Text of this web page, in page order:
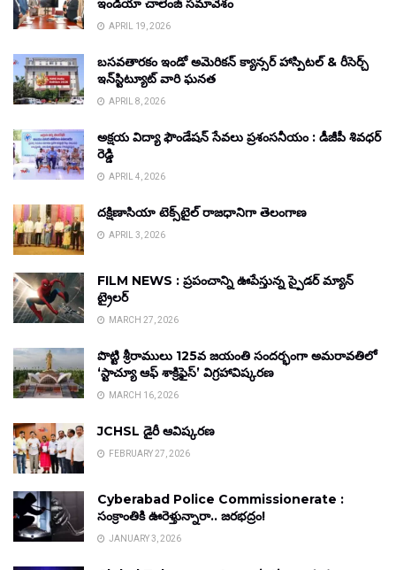
ఇండియా చాలెంజ్ సమావేశం
APRIL 19, 2026
బసవతారకం ఇండో అమెరికన్ క్యాన్సర్ హాస్పిటల్ & రీసెర్చ్
ఇన్‌స్టిట్యూట్ వారి ఘనత
APRIL 8, 2026
అక్షయ విద్యా ఫౌండేషన్ సేవలు ప్రశంసనీయం : డీజీపీ శివధర్
రెడ్డి
APRIL 4, 2026
దక్షిణాసియా టెక్స్‌టైల్ రాజధానిగా తెలంగాణ
APRIL 3, 2026
FILM NEWS : ప్రపంచాన్ని ఊపేస్తున్న స్పైడర్ మ్యాన్
ట్రైలర్
MARCH 27, 2026
పొట్టి శ్రీరాములు 125వ జయంతి సందర్భంగా అమరావతిలో
‘స్టాచ్యూ ఆఫ్ శాక్రిఫైస్’ విగ్రహావిష్కరణ
MARCH 16, 2026
JCHSL డైరీ ఆవిష్కరణ
FEBRUARY 27, 2026
Cyberabad Police Commissionerate :
సంక్రాంతికి ఊరెళ్తున్నారా.. జరభద్రం!
JANUARY 3, 2026